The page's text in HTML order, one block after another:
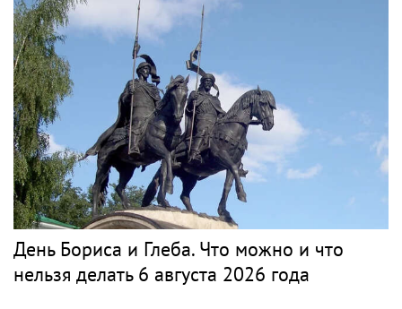
День Бориса и Глеба. Что можно и что
нельзя делать 6 августа 2026 года